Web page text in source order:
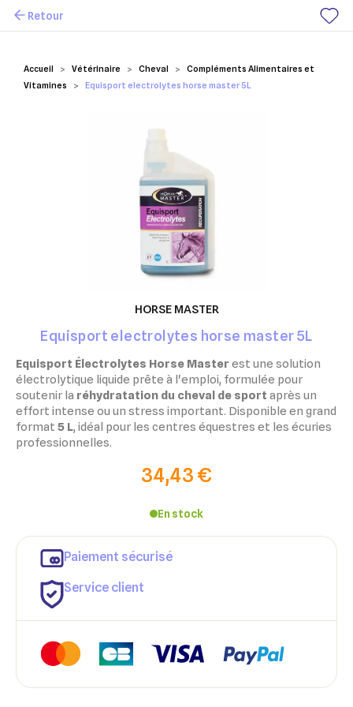
Mes favoris
Accueil Vétérinaire Cheval
Compléments Alimentaires et
Vitamines
Equisport electrolytes horse master 5L
Retour
HORSE MASTER
Equisport electrolytes horse master 5L
Equisport Électrolytes Horse Master est une solution
électrolytique liquide prête à l'emploi, formulée pour
soutenir la réhydratation du cheval de sport après un
effort intense ou un stress important. Disponible en grand
format 5 L, idéal pour les centres équestres et les écuries
professionnelles.
34,43 €
En stock
Paiement sécurisé
Service client